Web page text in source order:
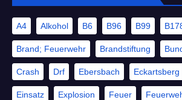
A4 Alkohol B6 B96 B99
Brand; Feuerwehr Brandstiftung
Crash Drf Ebersbach Eckartsberg
Einsatz Explosion Feuer